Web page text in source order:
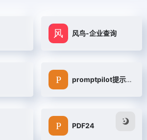
风鸟-企业查询
promptpilot提示词
PDF24